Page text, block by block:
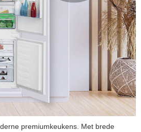
premiumkeukens. Met brede